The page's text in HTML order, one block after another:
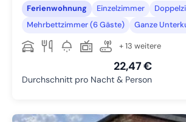
Ferienwohnung Einzelzimmer
Mehrbettzimmer (6 Gäste)
Ganze
+ 13 weitere
22,47 €
Durchschnitt pro Nacht & Person